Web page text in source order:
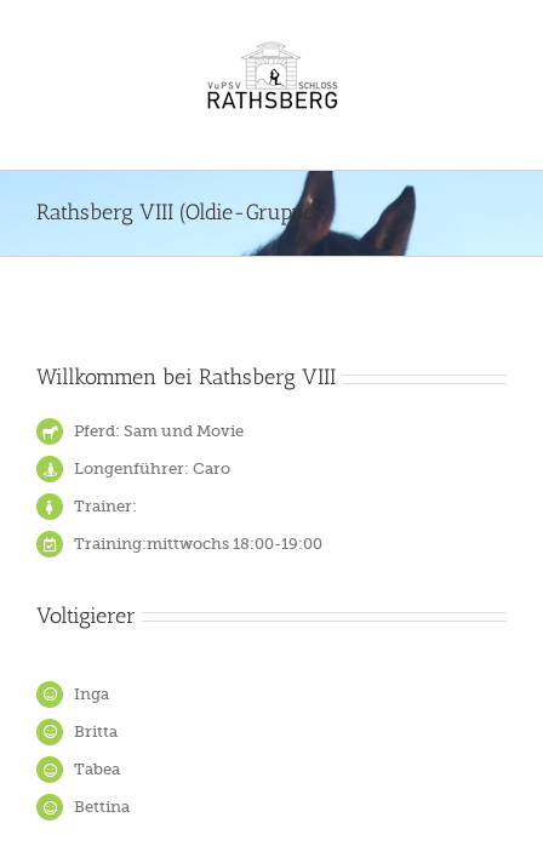
Rathsberg VIII (Oldie-Gruppe)
Willkommen bei Rathsberg VIII
Pferd: Sam und Movie
Longenführer: Caro
Trainer:
Training:mittwochs 18:00-19:00
Voltigierer
Inga
Britta
Tabea
Bettina